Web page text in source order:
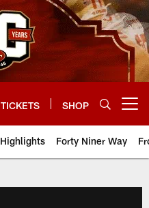
TICKETS SHOP
Highlights Forty Niner Way